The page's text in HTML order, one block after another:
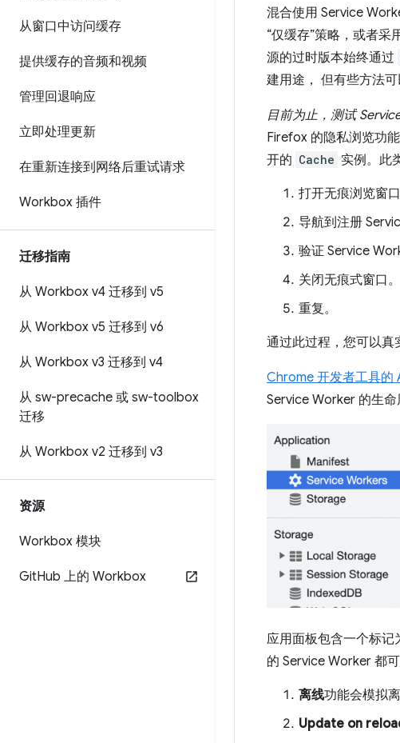
从窗口中访问缓存
提供缓存的音频和视频
管理回退响应
立即处理更新
在重新连接到网络后重试请求
Workbox 插件
迁移指南
从 Workbox v4 迁移到 v5
从 Workbox v5 迁移到 v6
从 Workbox v3 迁移到 v4
从 sw-precache 或 sw-toolbox
迁移
从 Workbox v2 迁移到 v3
资源
Workbox 模块
GitHub 上的 Workbox
混合使用 Service
“仅缓存”策略，或者采
源的过时版本始终通过
建用途， 但有些方法
目前为止，测试
Firefox 的隐私浏览功
开的 Cache 实例。此
打开无痕浏览窗口
导航到注册
验证 Service
关闭无痕式窗口。
重复。
通过此过程，您可以真
Chrome 开发者工具的
Service Worker 的生命
应用面板包含一个标记
的 Service Worker 都
离线功能会模拟
Update on